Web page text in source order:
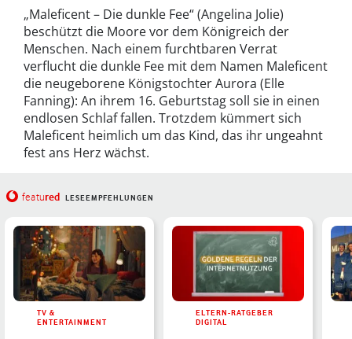
„Maleficent – Die dunkle Fee“ (Angelina Jolie)
beschützt die Moore vor dem Königreich der
Menschen. Nach einem furchtbaren Verrat
verflucht die dunkle Fee mit dem Namen Maleficent
die neugeborene Königstochter Aurora (Elle
Fanning): An ihrem 16. Geburtstag soll sie in einen
endlosen Schlaf fallen. Trotzdem kümmert sich
Maleficent heimlich um das Kind, das ihr ungeahnt
fest ans Herz wächst.
featured LESEEMPFEHLUNGEN
TV &
ENTERTAINMENT
ELTERN-RATGEBER
DIGITAL